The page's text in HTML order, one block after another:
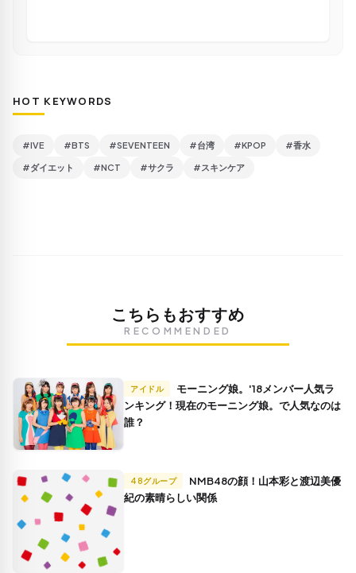
HOT KEYWORDS
#IVE #BTS #SEVENTEEN #台湾 #KPOP #香水
#ダイエット #NCT #サクラ #スキンケア
こちらもおすすめ
RECOMMENDED
アイドル
ンキング！現在のモーニング娘。で人気なのは
誰？
48グループ
紀の素晴らしい関係